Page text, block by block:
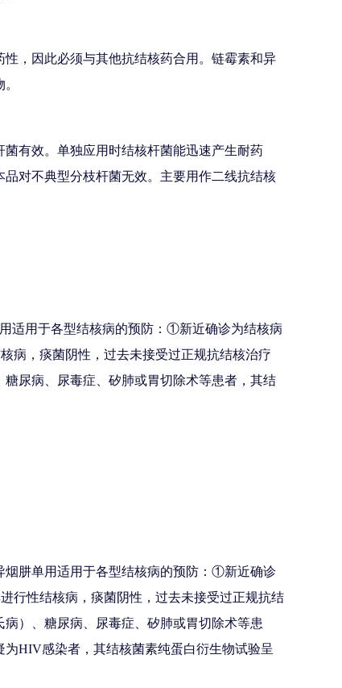
，因此必须与其他抗结核药合用。链霉素和异
有效。单独应用时结核杆菌能迅速产生耐药
对不典型分枝杆菌无效。主要用作二线抗结核
适用于各型结核病的预防：①新近确诊为结核病
病，痰菌阴性，过去未接受过正规抗结核治疗
尿病、尿毒症、矽肺或胃切除术等患者，其结
烟肼单用适用于各型结核病的预防：①新近确诊
行性结核病，痰菌阴性，过去未接受过正规抗结
）、糖尿病、尿毒症、矽肺或胃切除术等患
HIV感染者，其结核菌素纯蛋白衍生物试验呈